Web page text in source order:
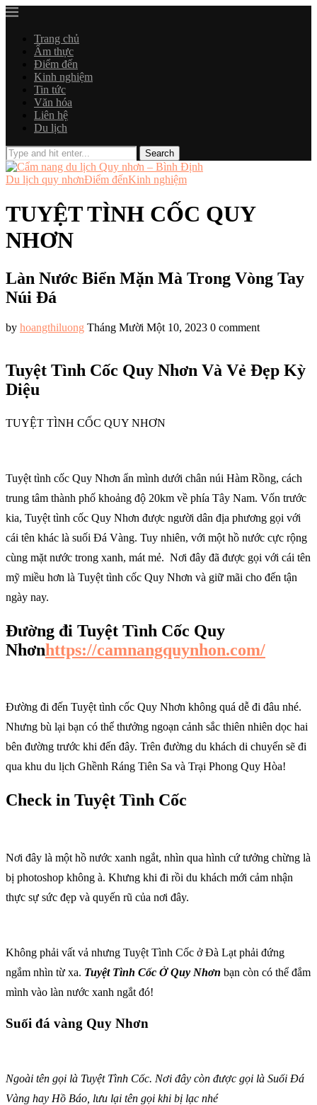
Trang chủ
Ẩm thực
Điểm đến
Kinh nghiệm
Tin tức
Văn hóa
Liên hệ
Du lịch
Du lịch quy nhơnĐiểm đếnKinh nghiệm
TUYỆT TÌNH CỐC QUY
NHƠN
Làn Nước Biển Mặn Mà Trong Vòng Tay
Núi Đá
by hoangthiluong Tháng Mười Một 10, 2023 0 comment
Tuyệt Tình Cốc Quy Nhơn Và Vẻ Đẹp Kỳ
Diệu
TUYỆT TÌNH CỐC QUY NHƠN
Tuyệt tình cốc Quy Nhơn ẩn mình dưới chân núi Hàm Rồng, cách
trung tâm thành phố khoảng độ 20km về phía Tây Nam. Vốn trước
kia, Tuyệt tình cốc Quy Nhơn được người dân địa phương gọi với
cái tên khác là suối Đá Vàng. Tuy nhiên, với một hồ nước cực rộng
cùng mặt nước trong xanh, mát mẻ. Nơi đây đã được gọi với cái tên
mỹ miều hơn là Tuyệt tình cốc Quy Nhơn và giữ mãi cho đến tận
ngày nay.
Đường đi Tuyệt Tình Cốc Quy
Nhơnhttps://camnangquynhon.com/
Đường đi đến Tuyệt tình cốc Quy Nhơn không quá dễ đi đâu nhé.
Nhưng bù lại bạn có thể thưởng ngoạn cảnh sắc thiên nhiên dọc hai
bên đường trước khi đến đây. Trên đường du khách di chuyển sẽ đi
qua khu du lịch Ghềnh Ráng Tiên Sa và Trại Phong Quy Hòa!
Check in Tuyệt Tình Cốc
Nơi đây là một hồ nước xanh ngắt, nhìn qua hình cứ tưởng chừng là
bị photoshop không à. Khưng khi đi rồi du khách mới cảm nhận
thực sự sức đẹp và quyến rũ của nơi đây.
Không phải vất vả nhưng Tuyệt Tình Cốc ở Đà Lạt phải đứng
ngắm nhìn từ xa. Tuyệt Tình Cốc Ở Quy Nhơn bạn còn có thể đắm
mình vào làn nước xanh ngắt đó!
Suối đá vàng Quy Nhơn
Ngoài tên gọi là Tuyệt Tình Cốc. Nơi đây còn được gọi là Suối Đá
Vàng hay Hồ Báo, lưu lại tên gọi khi bị lạc nhé